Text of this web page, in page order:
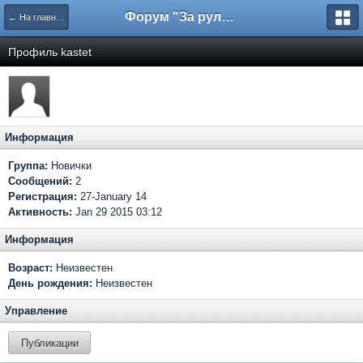
← На главную Форум "За рулем"
Профиль kastet
Информация
Группа: Новички
Сообщений: 2
Регистрация: 27-January 14
Активность: Jan 29 2015 03:12
Информация
Возраст: Неизвестен
День рождения: Неизвестен
Управление
Публикации